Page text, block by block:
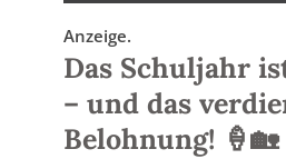
Anzeige.
Das Schuljahr
– und das
Belohnung! 🍦🏡